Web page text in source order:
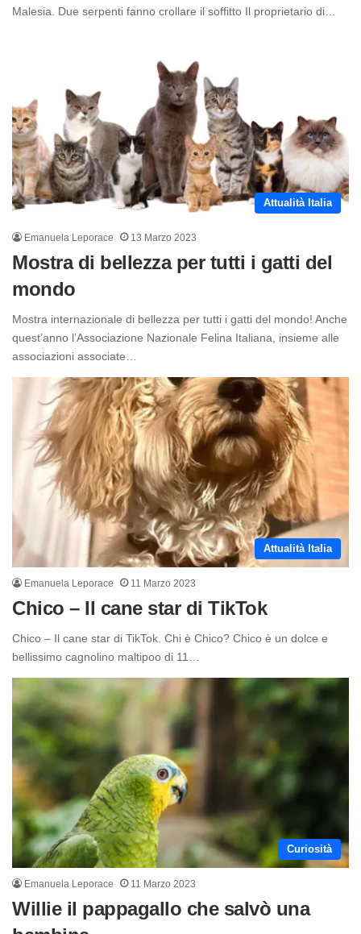
Malesia. Due serpenti fanno crollare il soffitto Il proprietario di…
Attualità Italia
Emanuela Leporace 13 Marzo 2023
Mostra di bellezza per tutti i gatti del
mondo
Mostra internazionale di bellezza per tutti i gatti del mondo! Anche
quest’anno l’Associazione Nazionale Felina Italiana, insieme alle
associazioni associate…
Attualità Italia
Emanuela Leporace 11 Marzo 2023
Chico – Il cane star di TikTok
Chico – Il cane star di TikTok. Chi è Chico? Chico è un dolce e
bellissimo cagnolino maltipoo di 11…
Curiosità
Emanuela Leporace 11 Marzo 2023
Willie il pappagallo che salvò una